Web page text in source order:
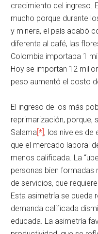
crecimiento del ingreso.
mucho porque durante
y minera, el país acabó
diferente al café, las
Colombia importaba 1
Hoy se importan 12
peso aumentó el costo
El ingreso de los más
reprimarización, porque,
Salama[*], los niveles de
que el mercado laboral
menos calificada. La
personas bien formadas
de servicios, que
Esta asimetría se puede
demanda calificada
educada. La asimetría